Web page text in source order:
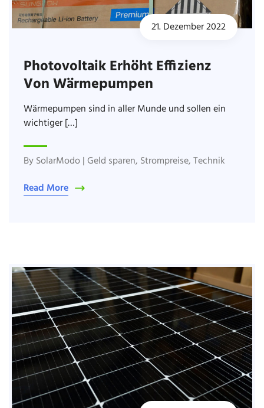
21. Dezember 2022
Photovoltaik Erhöht Effizienz
Von Wärmepumpen
Wärmepumpen sind in aller Munde und sollen ein
wichtiger […]
BySolarModo|Geld sparen, Strompreise,Technik
Read More